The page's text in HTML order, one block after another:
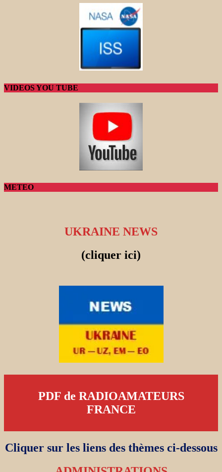
VIDEOS YOU TUBE
METEO
UKRAINE NEWS
(cliquer ici)
PDF de RADIOAMATEURS
FRANCE
Cliquer sur les liens des thèmes ci-dessous